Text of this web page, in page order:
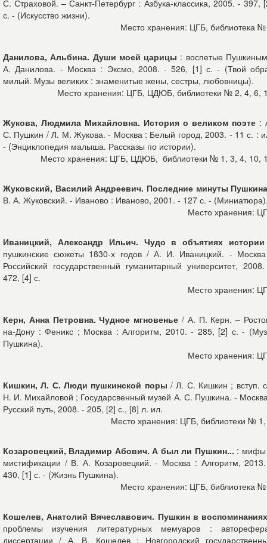
С. Страховой. – Санкт-Петербург : Азбука-классика, 2005. - 397,
с. - (Искусство жизни).
Место хранения: ЦГБ, библиотека
Данилова, Альбина. Души моей царицы : воспетые
А. Данилова. - Москва : Эксмо, 2008. - 526, [1] с. - (Твой
милый. Музы великих : знаменитые жены, сестры, любовницы).
Место хранения: ЦГБ, ЦДЮБ, библиотеки № 2, 4, 6,
Жукова, Людмила Михайловна. История о великом поэте :
С. Пушкин / Л. М. Жукова. - Москва : Белый город, 2003. - 11 с. :
- (Энциклопедия малыша. Рассказы по истории).
Место хранения: ЦГБ, ЦДЮБ, библиотеки № 1, 3, 4, 10,
Жуковский, Василий Андреевич. Последние минуты
В. А. Жуковский. - Иваново : Иваново, 2001. - 127 с. -
Место хранения:
Иваницкий, Александр Ильич. Чудо в объятиях истории
пушкинские сюжеты 1830-х годов / А. И. Иваницкий. -
Российский государственный гуманитарный университет,
472, [4] с.
Место хранения:
Керн, Анна Петровна. Чудное мгновенье / А. П. Керн. –
на-Дону : Феникс ; Москва : Алгоритм, 2010. - 285, [2] с. -
Пушкина).
Место хранения:
Кишкин, Л. С. Люди пушкинской поры / Л. С. Кишкин ; вступ.
Н. И. Михайловой ; Государсвенный музей А. С. Пушкина. -
Русский путь, 2008. - 205, [2] с., [8] л. ил.
Место хранения: ЦГБ, библиотеки №
Козаровецкий, Владимир Абович. А был ли Пушкин... : мифы
мистификации / В. А. Козаровецкий. - Москва : Алгоритм,
430, [1] с. - (Жизнь Пушкина).
Место хранения: ЦГБ, библиотека
Кошелев, Анатолий Вячеславович. Пушкин в
проблемы изучения литературных мемуаров :
диссертации / А. В. Кошелев ; Новгородский